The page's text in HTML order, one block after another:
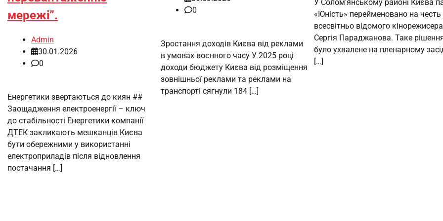
мережі”.
Admin
30.01.2026
0
Енергетики звертаються до киян ##
Заощадження електроенергії – ключ
до стабільності Енергетики компанії
ДТЕК закликають мешканців Києва
бути обережними у використанні
електроприладів після відновлення
постачання […]
0
Зростання доходів Києва від реклами
в умовах воєнного часу У 2025 році
доходи бюджету Києва від розміщення
зовнішньої реклами та реклами на
транспорті сягнули 184 […]
У Солом’янському районі Києва
«Юність» перейменовано на честь
всесвітньо відомого кінорежисера
Сергія Параджанова. Таке
було ухвалене на пленарному
[…]